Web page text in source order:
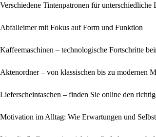
Verschiedene Tintenpatronen für unterschiedliche
Abfalleimer mit Fokus auf Form und Funktion
Kaffeemaschinen – technologische Fortschritte
Aktenordner – von klassischen bis zu modernen
Lieferscheintaschen – finden Sie online den
Motivation im Alltag: Wie Erwartungen und